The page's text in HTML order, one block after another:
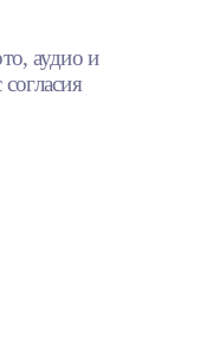
аудио и